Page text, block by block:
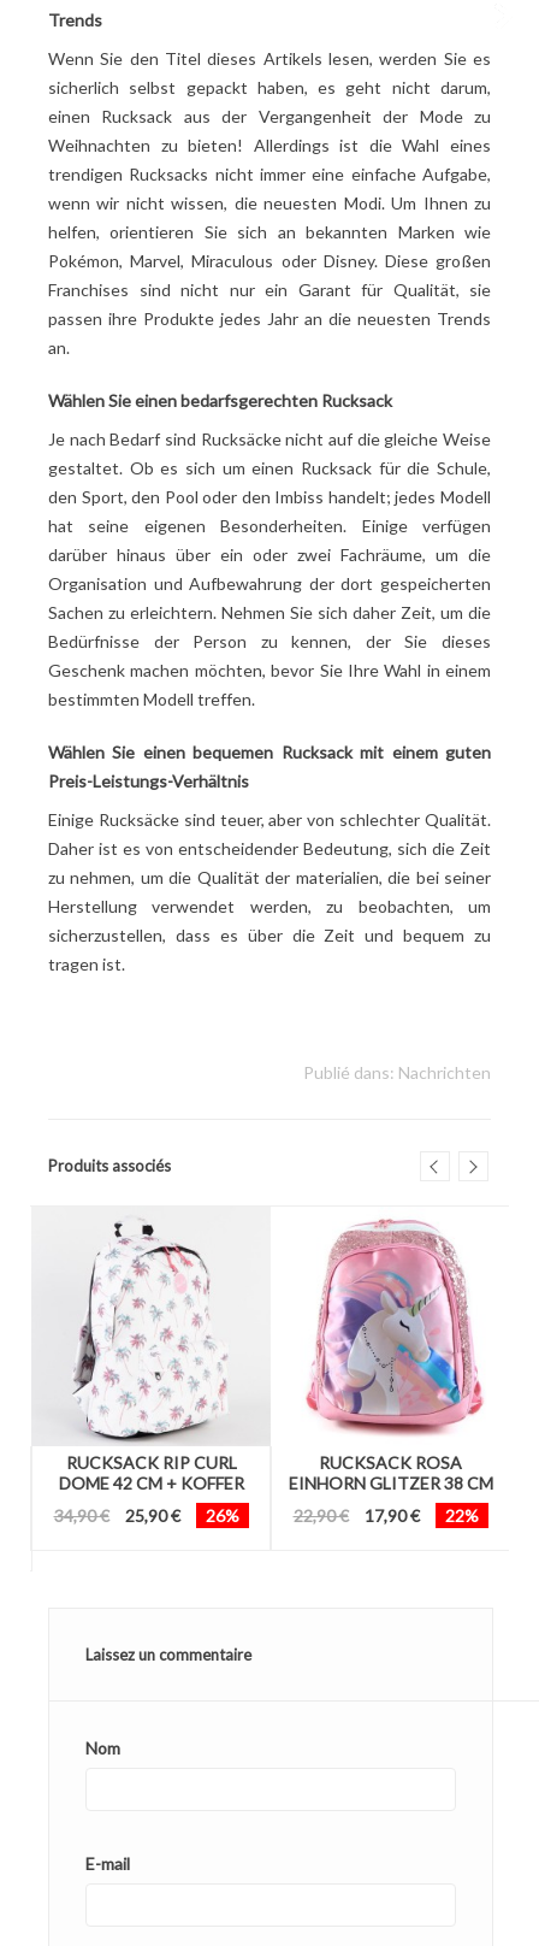
Trends
Wenn Sie den Titel dieses Artikels lesen, werden Sie es
sicherlich selbst gepackt haben, es geht nicht darum,
einen Rucksack aus der Vergangenheit der Mode zu
Weihnachten zu bieten! Allerdings ist die Wahl eines
trendigen Rucksacks nicht immer eine einfache Aufgabe,
wenn wir nicht wissen, die neuesten Modi. Um Ihnen zu
helfen, orientieren Sie sich an bekannten Marken wie
Pokémon, Marvel, Miraculous oder Disney. Diese großen
Franchises sind nicht nur ein Garant für Qualität, sie
passen ihre Produkte jedes Jahr an die neuesten Trends
an.
Wählen Sie einen bedarfsgerechten Rucksack
Je nach Bedarf sind Rucksäcke nicht auf die gleiche Weise
gestaltet. Ob es sich um einen Rucksack für die Schule,
den Sport, den Pool oder den Imbiss handelt; jedes Modell
hat seine eigenen Besonderheiten. Einige verfügen
darüber hinaus über ein oder zwei Fachräume, um die
Organisation und Aufbewahrung der dort gespeicherten
Sachen zu erleichtern. Nehmen Sie sich daher Zeit, um die
Bedürfnisse der Person zu kennen, der Sie dieses
Geschenk machen möchten, bevor Sie Ihre Wahl in einem
bestimmten Modell treffen.
Wählen Sie einen bequemen Rucksack mit einem guten
Preis-Leistungs-Verhältnis
Einige Rucksäcke sind teuer, aber von schlechter Qualität.
Daher ist es von entscheidender Bedeutung, sich die Zeit
zu nehmen, um die Qualität der materialien, die bei seiner
Herstellung verwendet werden, zu beobachten, um
sicherzustellen, dass es über die Zeit und bequem zu
tragen ist.
Publié dans: Nachrichten
Produits associés
RUCKSACK RIP CURL
DOME 42 CM + KOFFER
34,90 €
25,90 € 26%
RUCKSACK ROSA
EINHORN GLITZER 38 CM
22,90 €
17,90 € 22%
Laissez un commentaire
Nom
E-mail